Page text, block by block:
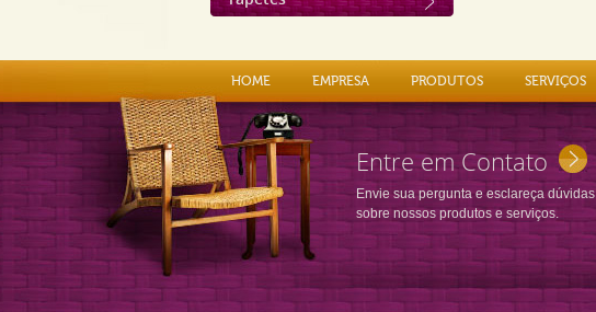
HOME EMPRESA PRODUTOS SERVIÇOS
Entre em Contato
Envie sua pergunta e esclareça dúvidas
sobre nossos produtos e serviços.